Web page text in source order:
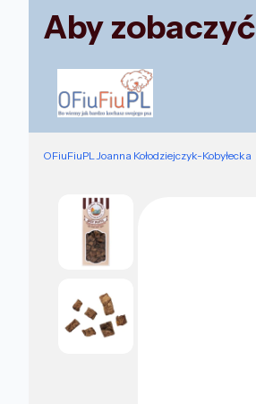
Aby
OFiuFiuPL Joanna Kołodziejczyk-Kobyłecka